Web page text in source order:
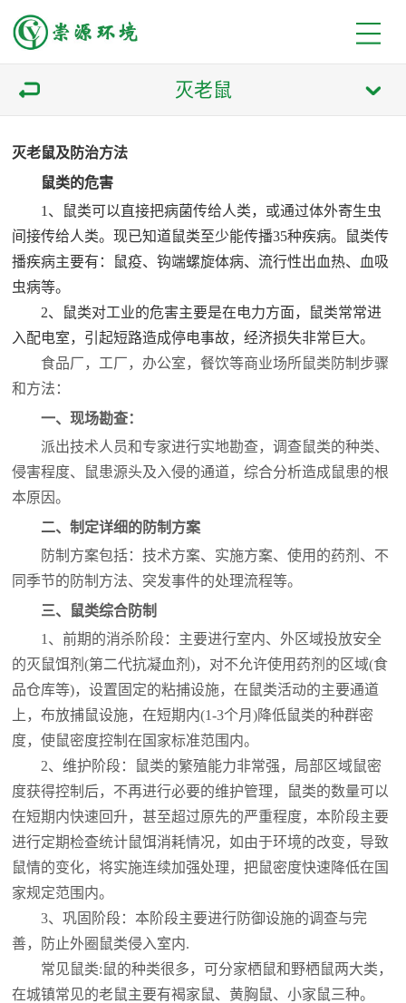
灭老鼠
灭老鼠及防治方法
鼠类的危害
1、鼠类可以直接把病菌传给人类，或通过体外寄生虫
间接传给人类。现已知道鼠类至少能传播35种疾病。鼠类传
播疾病主要有：鼠疫、钩端螺旋体病、流行性出血热、血吸
虫病等。
2、鼠类对工业的危害主要是在电力方面，鼠类常常进
入配电室，引起短路造成停电事故，经济损失非常巨大。
食品厂，工厂，办公室，餐饮等商业场所鼠类防制步骤
和方法：
一、现场勘查：
派出技术人员和专家进行实地勘查，调查鼠类的种类、
侵害程度、鼠患源头及入侵的通道，综合分析造成鼠患的根
本原因。
二、制定详细的防制方案
防制方案包括：技术方案、实施方案、使用的药剂、不
同季节的防制方法、突发事件的处理流程等。
三、鼠类综合防制
1、前期的消杀阶段：主要进行室内、外区域投放安全
的灭鼠饵剂(第二代抗凝血剂)，对不允许使用药剂的区域(食
品仓库等)，设置固定的粘捕设施，在鼠类活动的主要通道
上，布放捕鼠设施，在短期内(1-3个月)降低鼠类的种群密
度，使鼠密度控制在国家标准范围内。
2、维护阶段：鼠类的繁殖能力非常强，局部区域鼠密
度获得控制后，不再进行必要的维护管理，鼠类的数量可以
在短期内快速回升，甚至超过原先的严重程度，本阶段主要
进行定期检查统计鼠饵消耗情况，如由于环境的改变，导致
鼠情的变化，将实施连续加强处理，把鼠密度快速降低在国
家规定范围内。
3、巩固阶段：本阶段主要进行防御设施的调查与完
善，防止外圈鼠类侵入室内.
常见鼠类:鼠的种类很多，可分家栖鼠和野栖鼠两大类，
在城镇常见的老鼠主要有褐家鼠、黄胸鼠、小家鼠三种。